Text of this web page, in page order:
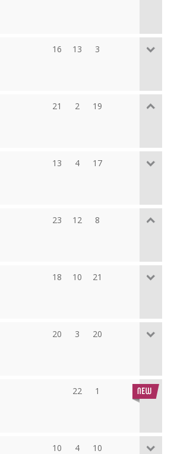
16 13 3
21 2 19
13 4 17
23 12 8
18 10 21
20 3 20
22 1
10 4 10